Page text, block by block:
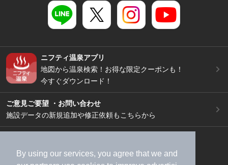
By using our services, you agree that we and
ニフティ温泉アプリ
地図から温泉検索！お得な限定クーポンも！
今すぐダウンロード！
ご意見ご要望 ・お問い合わせ
施設データの新規追加や修正依頼もこちらから
加盟店募集（資料請求）
広告出稿のご案内